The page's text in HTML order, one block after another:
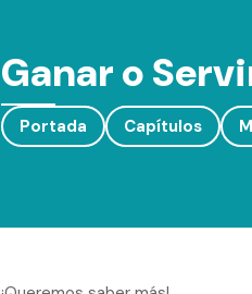
Ganar o
Portada Capítulos